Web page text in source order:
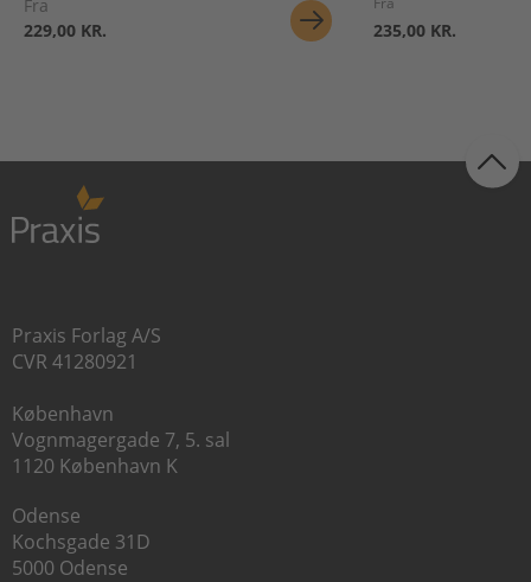
Fra
229,00 KR.
235,00 KR.
Praxis Forlag A/S
CVR 41280921
København
Vognmagergade 7, 5. sal
1120 København K
Odense
Kochsgade 31D
5000 Odense